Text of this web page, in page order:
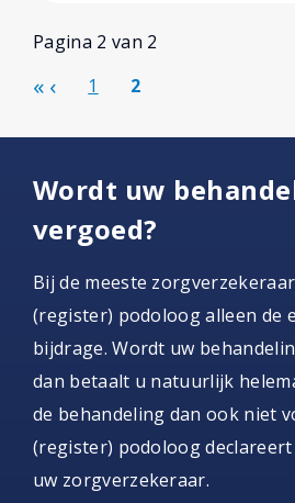
Pagina 2 van 2
1
2
Wordt uw
vergoed?
Bij de meeste
(register) podoloog alleen de
bijdrage. Wordt uw
dan betaalt u natuurlijk
de behandeling dan ook niet
(register) podoloog
uw zorgverzekeraar.